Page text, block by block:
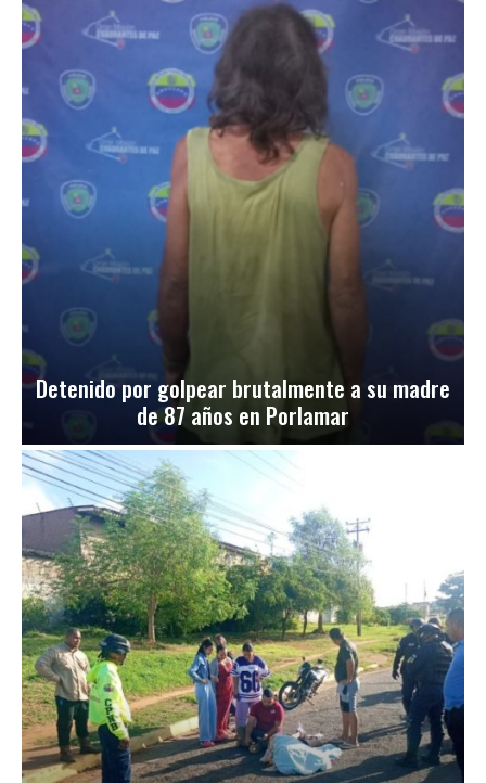
Detenido por golpear brutalmente a su madre
de 87 años en Porlamar